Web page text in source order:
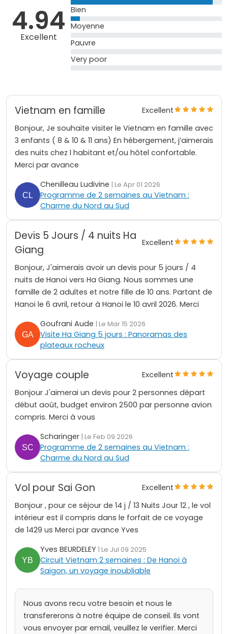
4.94
Excellent
Bien
Moyenne
Pauvre
Very poor
Vietnam en famille
Excellent
Bonjour, Je souhaite visiter le Vietnam en famille avec
3 enfants ( 8 & 10 & 11 ans) En hébergement, j’aimerais
des nuits chez l habitant et/ou hôtel confortable.
Merci par avance
Chenilleau Ludivine | Le Apr 01 2026
Programme de 2 semaines au Vietnam :
Charme du Nord au Sud
Devis 5 Jours / 4 nuits Ha
Giang
Excellent
Bonjour, J'aimerais avoir un devis pour 5 jours / 4
nuits de Hanoi vers Ha Giang. Nous sommes une
famille de 2 adultes et notre fille de 10 ans. Partant de
Hanoi le 6 avril, retour à Hanoi le 10 avril 2026. Merci
Goufrani Aude | Le Mar 15 2026
Visite Ha Giang 5 jours : Panoramas des
plateaux rocheux
Voyage couple
Excellent
Bonjour J'aimerai un devis pour 2 personnes départ
début août, budget environ 2500 par personne avion
compris. Merci à vous
Scharinger | Le Feb 09 2026
Programme de 2 semaines au Vietnam :
Charme du Nord au Sud
Vol pour Sai Gon
Excellent
Bonjour , pour ce séjour de 14 j / 13 Nuits Jour 12 , le vol
intérieur est il compris dans le forfait de ce voyage
de 1429 us Merci par avance Yves
Yves BEURDELEY | Le Jul 09 2025
Circuit Vietnam 2 semaines : De Hanoi à
Saigon, un voyage inoubliable
Nous avons recu votre besoin et nous le
transfererons à notre équipe de conseil. Ils vont
vous envoyer par email, veuillez le verifier. Merci